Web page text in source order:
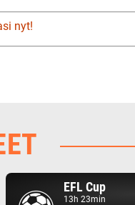
nyt!
EFL Cup
13h 23min